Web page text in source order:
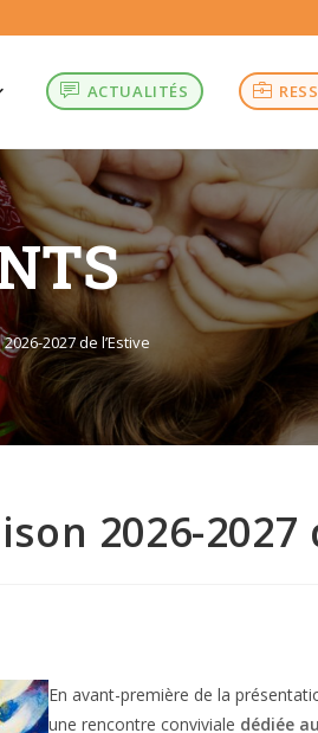
ACTUALITÉS
2027 de l’Estive
2026-2027
En avant-première de la
une rencontre conviviale dédiée